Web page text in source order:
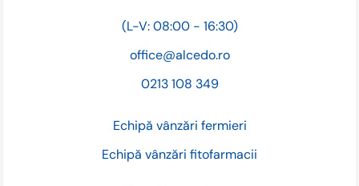
(L-V: 08:00 - 16:30)
office@alcedo.ro
0213 108 349
Echipă vânzări fermieri
Echipă vânzări fitofarmacii